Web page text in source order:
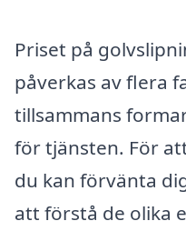
Priset på
påverkas av flera
tillsammans
för tjänsten. För
du kan förvänta
att förstå de olika